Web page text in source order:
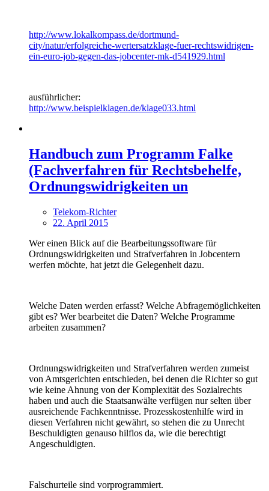
http://www.lokalkompass.de/dortmund-
city/natur/erfolgreiche-wertersatzklage-fuer-rechtswidrigen-
ein-euro-job-gegen-das-jobcenter-mk-d541929.html
ausführlicher:
http://www.beispielklagen.de/klage033.html
Handbuch zum Programm Falke
(Fachverfahren für Rechtsbehelfe,
Ordnungswidrigkeiten un
Telekom-Richter
22. April 2015
Wer einen Blick auf die Bearbeitungssoftware für
Ordnungswidrigkeiten und Strafverfahren in Jobcentern
werfen möchte, hat jetzt die Gelegenheit dazu.
Welche Daten werden erfasst? Welche Abfragemöglichkeiten
gibt es? Wer bearbeitet die Daten? Welche Programme
arbeiten zusammen?
Ordnungswidrigkeiten und Strafverfahren werden zumeist
von Amtsgerichten entschieden, bei denen die Richter so gut
wie keine Ahnung von der Komplexität des Sozialrechts
haben und auch die Staatsanwälte verfügen nur selten über
ausreichende Fachkenntnisse. Prozesskostenhilfe wird in
diesen Verfahren nicht gewährt, so stehen die zu Unrecht
Beschuldigten genauso hilflos da, wie die berechtigt
Angeschuldigten.
Falschurteile sind vorprogrammiert.